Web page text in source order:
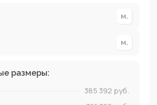
размеры:
385 392 руб.